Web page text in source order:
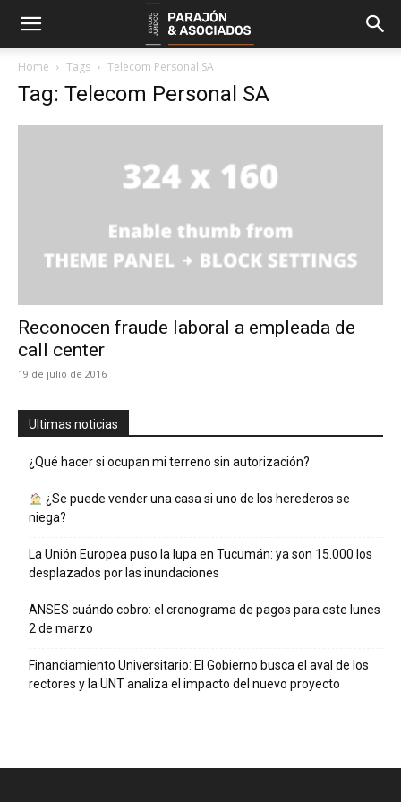
Home Tags Telecom Personal SA
Tag: Telecom Personal SA
Reconocen fraude laboral a empleada de
call center
19 de julio de 2016
Ultimas noticias
¿Qué hacer si ocupan mi terreno sin autorización?
¿Se puede vender una casa si uno de los herederos se
niega?
La Unión Europea puso la lupa en Tucumán: ya son 15.000 los
desplazados por las inundaciones
ANSES cuándo cobro: el cronograma de pagos para este lunes
2 de marzo
Financiamiento Universitario: El Gobierno busca el aval de los
rectores y la UNT analiza el impacto del nuevo proyecto